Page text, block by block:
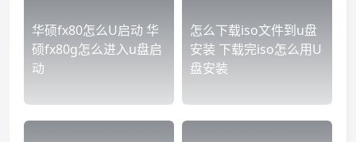
华硕fx80怎么U启动 华
硕fx80g怎么进入u盘启
动
怎么下载iso文件到u盘
安装 下载完iso怎么用U
盘安装